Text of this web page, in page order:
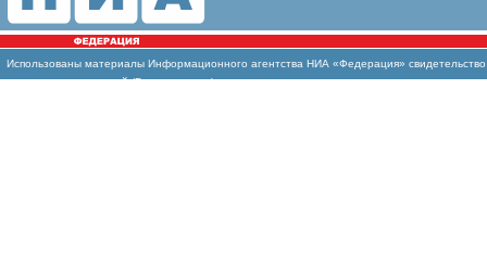
Использованы материалы Информационного агентства НИА «Федерация»
массовых коммуникаций (Роскомнадзор)